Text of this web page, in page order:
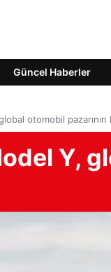
Güncel Haberler
otomobil pazarının
Y,